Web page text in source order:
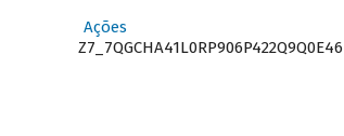
Ações
Z7_7QGCHA41L0RP906P422Q9Q0E46